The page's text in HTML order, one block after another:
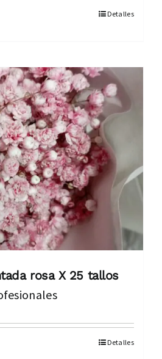
Detalles
rosa X 25 tallos
Detalles